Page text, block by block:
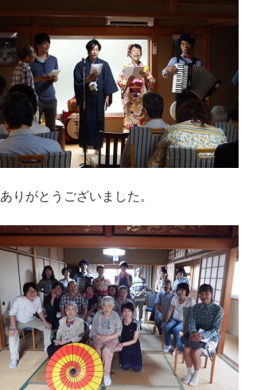
ありがとうございました。